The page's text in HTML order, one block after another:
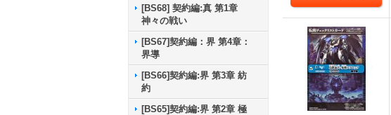
[BS68] 契約編:真 第1章
神々の戦い
[BS67]契約編：界 第4章：
界導
[BS66]契約編:界 第3章 紡
約
[BS65]契約編:界 第2章 極
S73-TX03a/BS73-TX0
3b}《白》